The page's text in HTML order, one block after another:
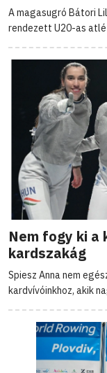
A magasugró Bátori
rendezett U20-as
Nem fogy ki a
kardszakág
Spiesz Anna nem
kardvívóinkhoz, akik